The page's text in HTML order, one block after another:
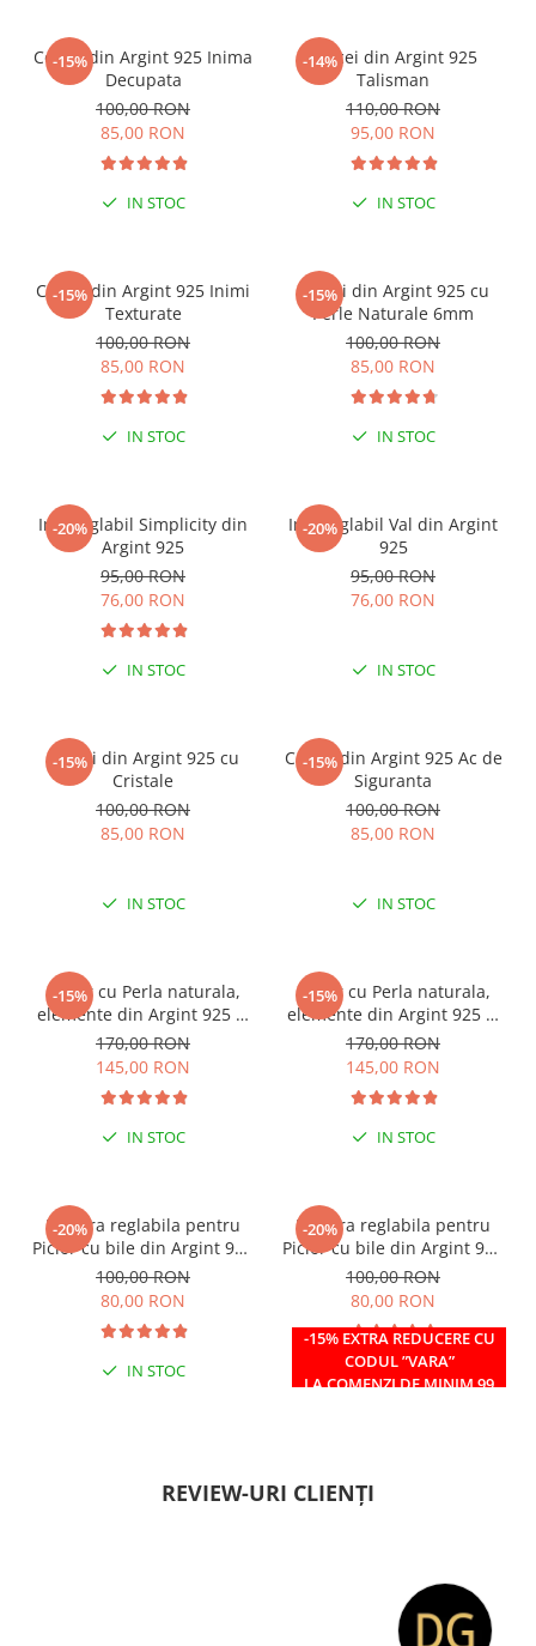
-15%
Cercei din Argint 925 Inima
Decupata
100,00 RON
85,00 RON
IN STOC
-14%
Cercei din Argint 925
Talisman
110,00 RON
95,00 RON
IN STOC
-15%
Cercei din Argint 925 Inimi
Texturate
100,00 RON
85,00 RON
IN STOC
-15%
Cercei din Argint 925 cu
Perle Naturale 6mm
100,00 RON
85,00 RON
IN STOC
-20%
Inel reglabil Simplicity din
Argint 925
95,00 RON
76,00 RON
IN STOC
-20%
Inel reglabil Val din Argint
925
95,00 RON
76,00 RON
IN STOC
-15%
Cercei din Argint 925 cu
Cristale
100,00 RON
85,00 RON
IN STOC
-15%
Cercei din Argint 925 Ac de
Siguranta
100,00 RON
85,00 RON
IN STOC
-15%
Colier cu Perla naturala,
elemente din Argint 925 si
margele Miyuki, multicolor
170,00 RON
145,00 RON
IN STOC
-15%
Colier cu Perla naturala,
elemente din Argint 925 si
margele Miyuki, verde/kiwi
170,00 RON
145,00 RON
IN STOC
-20%
Bratara reglabila pentru
Picior cu bile din Argint 925
si margele Miyuki rosii
100,00 RON
80,00 RON
IN STOC
-20%
-15% EXTRA REDUCERE CU
CODUL ”VARA”
LA COMENZI DE MINIM 99
Bratara reglabila pentru
Picior cu bile din Argint 925
si margele Miyuki verzi
100,00 RON
80,00 RON
IN STOC
REVIEW-URI CLIENȚI